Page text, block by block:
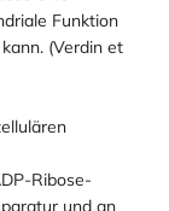
der
eine
Funktion
(Verdin et